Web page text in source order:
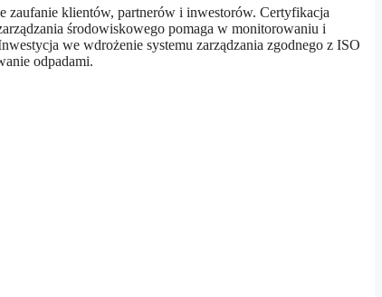
klientów, partnerów i inwestorów. Certyfikacja
środowiskowego pomaga w monitorowaniu i
we wdrożenie systemu zarządzania zgodnego z ISO
odpadami.